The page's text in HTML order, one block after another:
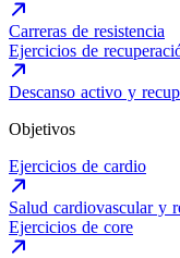
Carreras de resistencia
Ejercicios de
Descanso activo y
Objetivos
Ejercicios de cardio
Salud cardiovascular y
Ejercicios de core